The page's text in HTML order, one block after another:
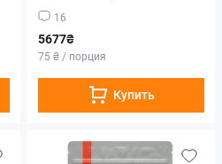
16
5677₴
75 ₴ / порция
Купить